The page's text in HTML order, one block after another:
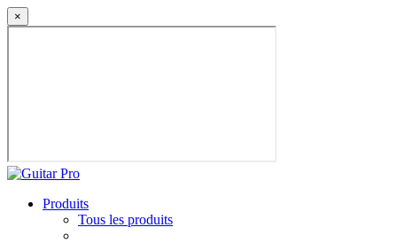
×
Produits
Tous les produits